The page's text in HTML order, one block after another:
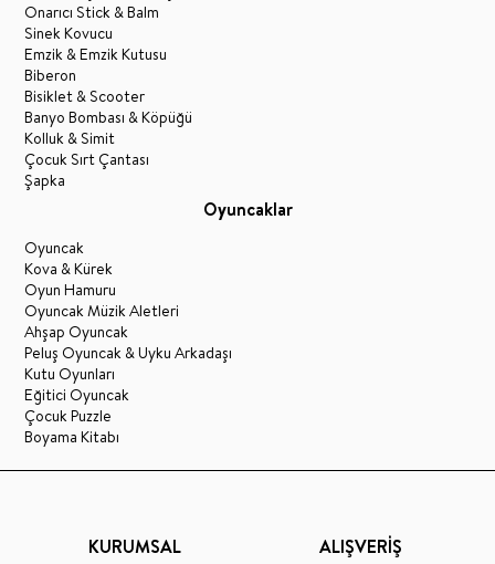
Onarıcı Stick & Balm
Sinek Kovucu
Emzik & Emzik Kutusu
Biberon
Bisiklet & Scooter
Banyo Bombası & Köpüğü
Kolluk & Simit
Çocuk Sırt Çantası
Şapka
Oyuncaklar
Oyuncak
Kova & Kürek
Oyun Hamuru
Oyuncak Müzik Aletleri
Ahşap Oyuncak
Peluş Oyuncak & Uyku Arkadaşı
Kutu Oyunları
Eğitici Oyuncak
Çocuk Puzzle
Boyama Kitabı
KURUMSAL ALIŞVERİŞ